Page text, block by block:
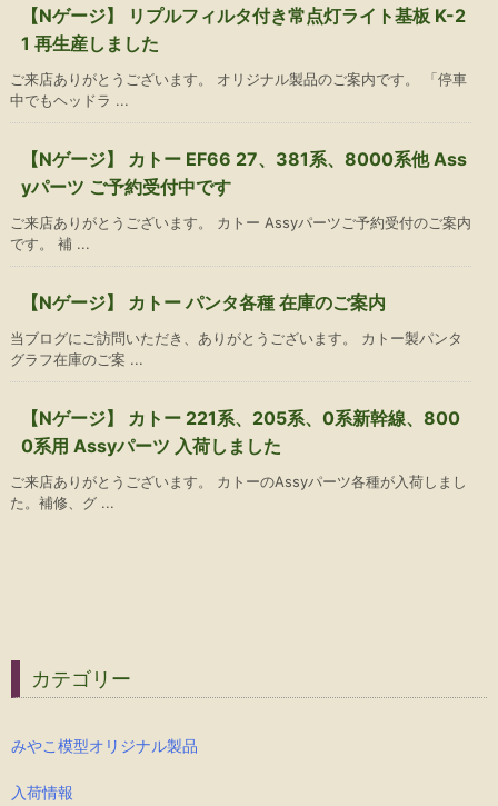
【Nゲージ】 リプルフィルタ付き常点灯ライト基板 K-2
1 再生産しました
ご来店ありがとうございます。 オリジナル製品のご案内です。 「停車
中でもヘッドラ ...
【Nゲージ】 カトー EF66 27、381系、8000系他 Ass
yパーツ ご予約受付中です
ご来店ありがとうございます。 カトー Assyパーツご予約受付のご案内
です。 補 ...
【Nゲージ】 カトー パンタ各種 在庫のご案内
当ブログにご訪問いただき、ありがとうございます。 カトー製パンタ
グラフ在庫のご案 ...
【Nゲージ】 カトー 221系、205系、0系新幹線、800
0系用 Assyパーツ 入荷しました
ご来店ありがとうございます。 カトーのAssyパーツ各種が入荷しまし
た。補修、グ ...
カテゴリー
みやこ模型オリジナル製品
入荷情報